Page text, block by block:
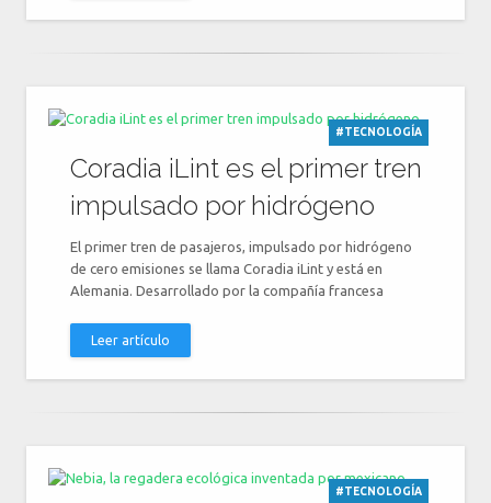
#TECNOLOGÍA
Coradia iLint es el primer tren
impulsado por hidrógeno
El primer tren de pasajeros, impulsado por hidrógeno
de cero emisiones se llama Coradia iLint y está en
Alemania. Desarrollado por la compañía francesa
Leer artículo
#TECNOLOGÍA